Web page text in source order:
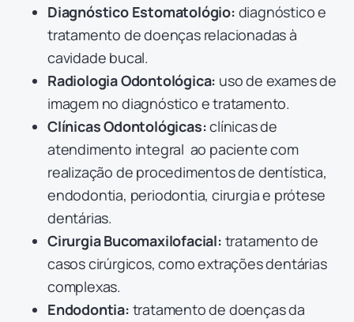
Diagnóstico Estomatológio: diagnóstico e
tratamento de doenças relacionadas à
cavidade bucal.
Radiologia Odontológica: uso de exames de
imagem no diagnóstico e tratamento.
Clínicas Odontológicas:clínicas de
atendimento integral ao paciente com
realização de procedimentos de dentística,
endodontia, periodontia, cirurgia e prótese
dentárias.
Cirurgia Bucomaxilofacial: tratamento de
casos cirúrgicos, como extrações dentárias
complexas.
Endodontia: tratamento de doenças da